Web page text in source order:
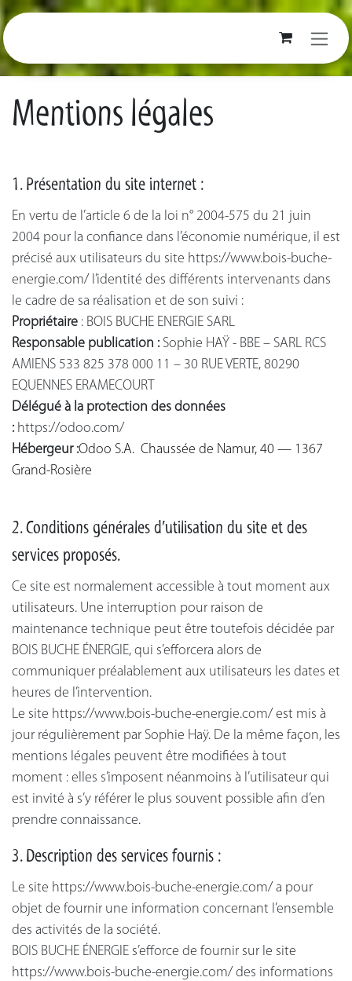
Se rendre au contenu
Mentions légales
1. Présentation du site internet :
En vertu de l’article 6 de la loi n° 2004-575 du 21 juin
2004 pour la confiance dans l’économie numérique, il est
précisé aux utilisateurs du site https://www.bois-buche-
energie.com/ l’identité des différents intervenants dans
le cadre de sa réalisation et de son suivi :
Propriétaire : BOIS BUCHE ENERGIE SARL
Responsable publication : Sophie HAŸ - BBE – SARL RCS
AMIENS 533 825 378 000 11 – 30 RUE VERTE, 80290
EQUENNES ERAMECOURT
Délégué à la protection des données
: https://odoo.com/
Hébergeur :Odoo S.A. Chaussée de Namur, 40 — 1367
Grand-Rosière
2. Conditions générales d’utilisation du site et des
services proposés.
Ce site est normalement accessible à tout moment aux
utilisateurs. Une interruption pour raison de
maintenance technique peut être toutefois décidée par
BOIS BUCHE ÉNERGIE, qui s’efforcera alors de
communiquer préalablement aux utilisateurs les dates et
heures de l’intervention.
Le site https://www.bois-buche-energie.com/ est mis à
jour régulièrement par Sophie Haÿ. De la même façon, les
mentions légales peuvent être modifiées à tout
moment : elles s’imposent néanmoins à l’utilisateur qui
est invité à s’y référer le plus souvent possible afin d’en
prendre connaissance.
3. Description des services fournis :
Le site https://www.bois-buche-energie.com/ a pour
objet de fournir une information concernant l’ensemble
des activités de la société.
BOIS BUCHE ÉNERGIE s’efforce de fournir sur le site
https://www.bois-buche-energie.com/ des informations